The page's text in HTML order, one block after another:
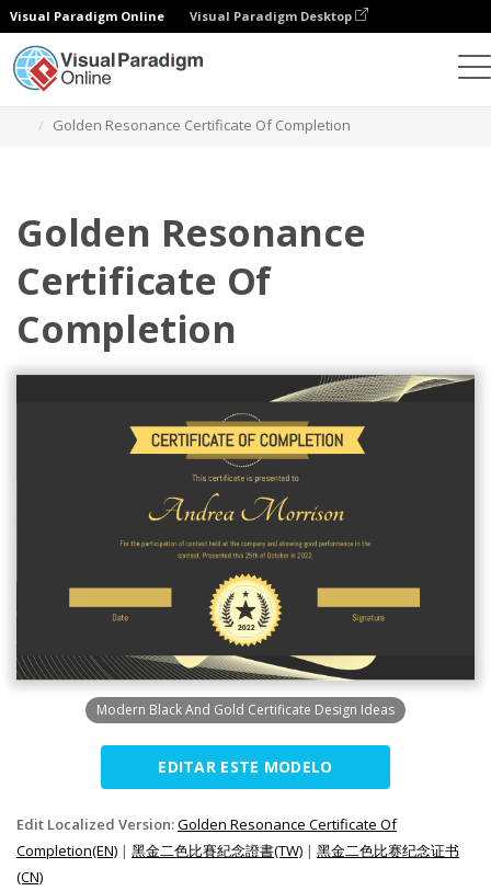
Visual Paradigm Online Visual Paradigm Desktop
Golden Resonance Certificate Of Completion
Golden Resonance
Certificate Of
Completion
Modern Black And Gold Certificate Design Ideas
EDITAR ESTE MODELO
Edit Localized Version:Golden Resonance Certificate Of
Completion(EN) | 黑金二色比賽紀念證書(TW) | 黑金二色比赛纪念证书
(CN)